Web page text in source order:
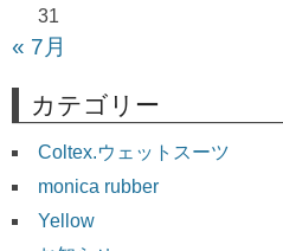
31
« 7月
カテゴリー
Coltex.ウェットスーツ
monica rubber
Yellow